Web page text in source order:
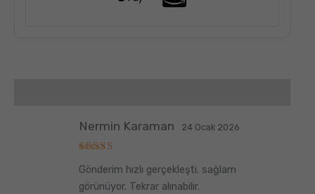
üzerinden
oy aldı
Nermin Karaman 24 Ocak 2026
Gönderim hızlı gerçekleşti. sağlam
görünüyor. Tekrar alınabilir.